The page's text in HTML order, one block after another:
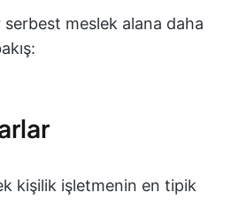
meslek alana daha
kişilik işletmenin en tipik